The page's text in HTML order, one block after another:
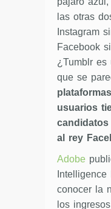
las otras
Instagram
Facebook
¿Tumblr
que se
usuarios
al rey
Adobe
conocer la
los